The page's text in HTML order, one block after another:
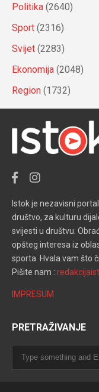
Politika (2640)
Sport (2316)
Svijet (2283)
Ekonomija (2048)
Region (1732)
Istok je nezavisni
društvo, za kulturu
svijesti u društvu.
opšteg interesa iz
sporta. Hvala vam što
Pišite nam :
IMPRESUM
PRETRAŽIVANJE